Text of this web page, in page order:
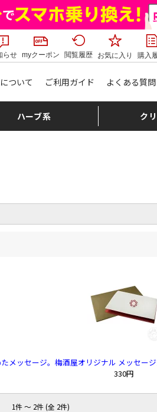
らせ myクーポン 閲覧履歴 お気に入り 購入
ついて ご利用ガイド よくある質問
ハーブ系 ク
メッセージ。梅酒屋オリジナル メッセー
330円
1件 ～ 2件 (全 2件)